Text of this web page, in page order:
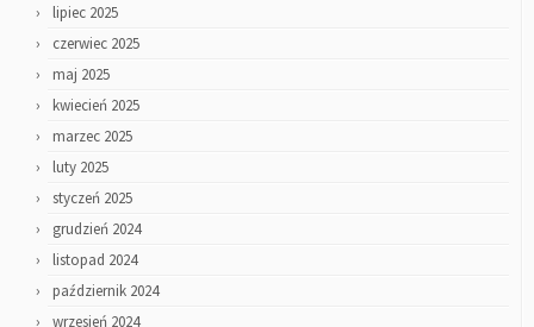
lipiec 2025
czerwiec 2025
maj 2025
kwiecień 2025
marzec 2025
luty 2025
styczeń 2025
grudzień 2024
listopad 2024
październik 2024
wrzesień 2024